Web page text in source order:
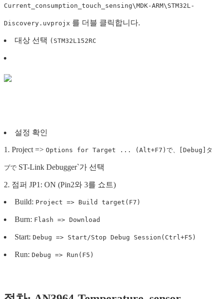
Current_consumption_touch_sensing\MDK-ARM\STM32L-
Discovery.uvprojx 를 더블 클릭합니다.
대상 선택 (STM32L152RC
설정 확인
1. Project => Options for Target ... (Alt+F7)で、[Debug]タ
ブで ST-Link Debugger`가 선택
2. 점퍼 JP1: ON (Pin2와 3를 쇼트)
Build: Project => Build target(F7)
Burn: Flash => Download
Start: Debug => Start/Stop Debug Session(Ctrl+F5)
Run: Debug => Run(F5)